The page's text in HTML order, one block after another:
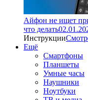
Айфон не ищет
что делать
Инструкции
Ещё
Смартфоны
Планшеты
Умные часы
Наушники
Ноутбуки